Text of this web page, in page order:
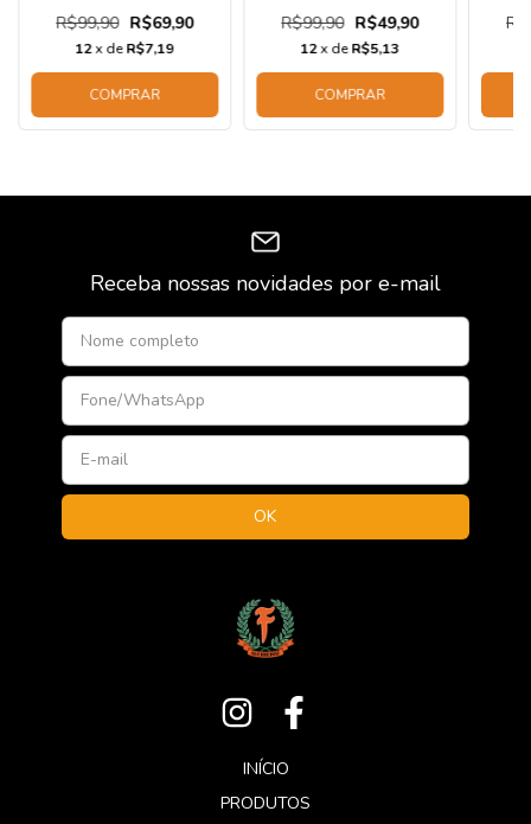
R$99,90 R$69,90
12x deR$7,19
COMPRAR
R$99,90 R$49,90
12x deR$5,13
COMPRAR
Receba nossas novidades por e-mail
INÍCIO
PRODUTOS